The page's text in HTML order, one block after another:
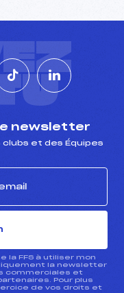
newsletter
clubs et des Équipes
la FFS à utiliser mon
la newsletter
commerciales et
Pour plus
de vos droits et